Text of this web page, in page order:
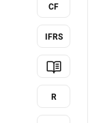
CF
IFRS
R